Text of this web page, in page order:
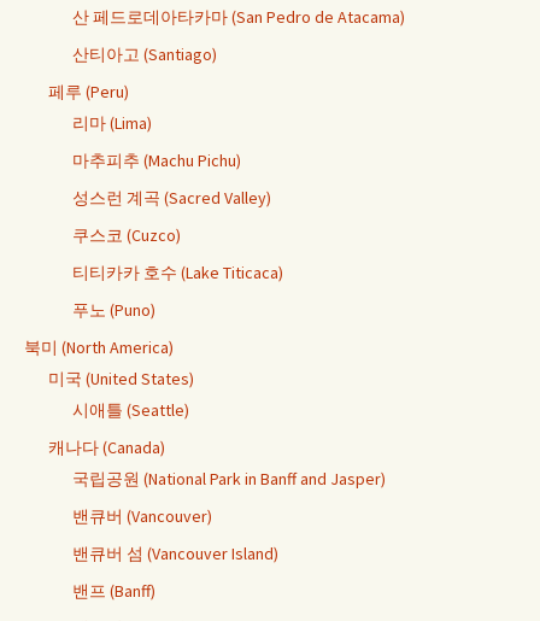
산 페드로데아타카마 (San Pedro de Atacama)
산티아고 (Santiago)
페루 (Peru)
리마 (Lima)
마추피추 (Machu Pichu)
성스런 계곡 (Sacred Valley)
쿠스코 (Cuzco)
티티카카 호수 (Lake Titicaca)
푸노 (Puno)
북미 (North America)
미국 (United States)
시애틀 (Seattle)
캐나다 (Canada)
국립공원 (National Park in Banff and Jasper)
밴큐버 (Vancouver)
밴큐버 섬 (Vancouver Island)
밴프 (Banff)